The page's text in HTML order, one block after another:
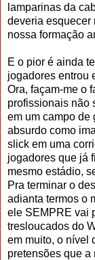
lamparinas da
deveria esquecer
nossa formação
E o pior é ainda
jogadores entrou
Ora, façam-me o
profissionais não
em um campo de
absurdo como
slick em uma
jogadores que já
mesmo estádio,
Pra terminar o
adianta termos o
ele SEMPRE vai
tresloucados do
em muito, o nível
pretensões que a